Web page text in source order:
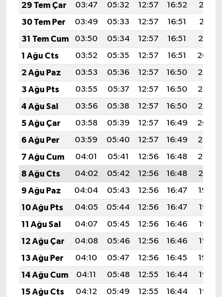
29 Tem Çar
03:47 05:32 12:57 16:52
20:12
30 Tem Per
03:49 05:33 12:57 16:51
20:11
31 Tem Cum
03:50 05:34 12:57 16:51
20:10
1 Ağu Cts
03:52 05:35 12:57 16:51
20:09
2 Ağu Paz
03:53 05:36 12:57 16:50
20:08
3 Ağu Pts
03:55 05:37 12:57 16:50
20:07
4 Ağu Sal
03:56 05:38 12:57 16:50
20:05
5 Ağu Çar
03:58 05:39 12:57 16:49
20:04
6 Ağu Per
03:59 05:40 12:57 16:49
20:03
7 Ağu Cum
04:01 05:41 12:56 16:48
20:02
8 Ağu Cts
04:02 05:42 12:56 16:48
20:01
9 Ağu Paz
04:04 05:43 12:56 16:47
19:59
10 Ağu Pts
04:05 05:44 12:56 16:47
19:58
11 Ağu Sal
04:07 05:45 12:56 16:46
19:57
12 Ağu Çar
04:08 05:46 12:56 16:46
19:56
13 Ağu Per
04:10 05:47 12:56 16:45
19:54
14 Ağu Cum
04:11 05:48 12:55 16:44
19:53
15 Ağu Cts
04:12 05:49 12:55 16:44
19:52